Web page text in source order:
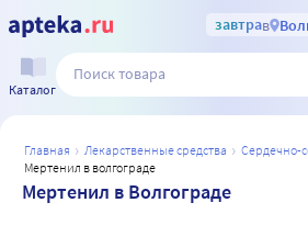
завтрав
Каталог
главная лекарственные средства
сердечно-
мертенил в волгограде
Мертенил в Волгограде